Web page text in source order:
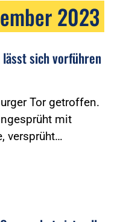
2023
sich vorführen
Tor getroffen.
mit
versprüht…